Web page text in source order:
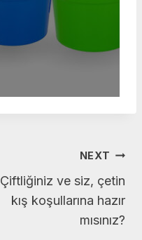
NEXT
Çiftliğiniz ve siz, çetin
kış koşullarına hazır
mısınız?